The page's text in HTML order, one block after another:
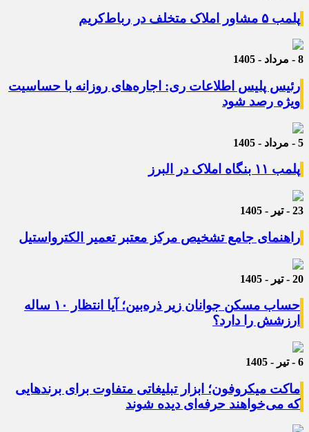
پلمب ۵ مشاور املاک متخلف در رباط‌کریم
8 - مرداد - 1405
رئیس پلیس اطلاعات ری: اجاره‌های روزانه با حساسیت
ویژه رصد شود
5 - مرداد - 1405
پلمب ۱۱ بنگاه املاک در البرز
23 - تیر - 1405
راهنمای جامع تشخیص مرکز معتبر تعمیر الکترواستیل
20 - تیر - 1405
حساب مسکن جوانان زیر ذره‌بین؛ آیا انتظار ۱۰ ساله
ارزشش را دارد؟
6 - تیر - 1405
ماکت میکروفون؛ ابزار تبلیغاتی متفاوت برای برندهایی
که می‌خواهند حرفه‌ای دیده شوند